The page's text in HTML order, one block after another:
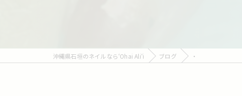
シンプル
沖縄県石垣のネイルなら‘Ohai Ali‘i ブログ ・